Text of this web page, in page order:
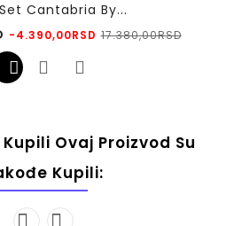
Cantabria By...
Regularna
cena
-4.390,00RSD 17.380,00RSDCena
Ovaj Proizvod Su
Kupili: